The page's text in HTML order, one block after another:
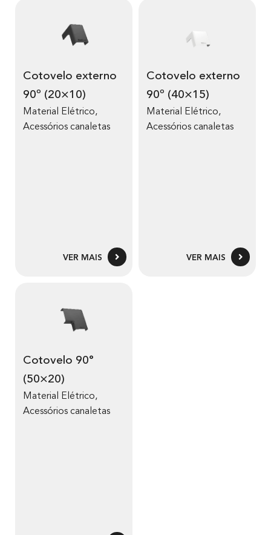
Cotovelo externo
90º (20×10)
Material Elétrico,
Acessórios canaletas
VER MAIS
Cotovelo externo
90º (40×15)
Material Elétrico,
Acessórios canaletas
VER MAIS
Cotovelo 90°
(50×20)
Material Elétrico,
Acessórios canaletas